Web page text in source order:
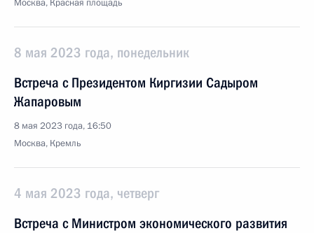
Москва, Красная площадь
8 мая 2023 года, понедельник
Встреча с Президентом Киргизии Садыром
Жапаровым
8 мая 2023 года, 16:50
Москва, Кремль
4 мая 2023 года, четверг
Встреча с Министром экономического развития